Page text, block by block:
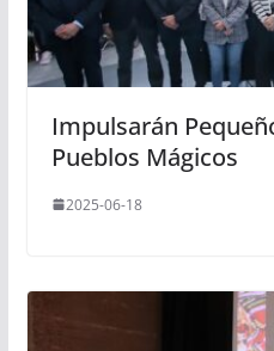
Impulsarán
Pueblos Mágicos
2025-06-18